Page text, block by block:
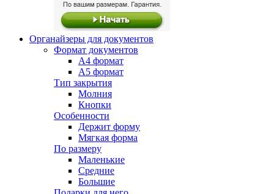
Органайзеры для документов
Формат документов
А4 формат
А5 формат
Тип закрытия
Молния
Кнопки
Особенности
Держит форму
Мягкая форма
По размеру
Маленькие
Средние
Большие